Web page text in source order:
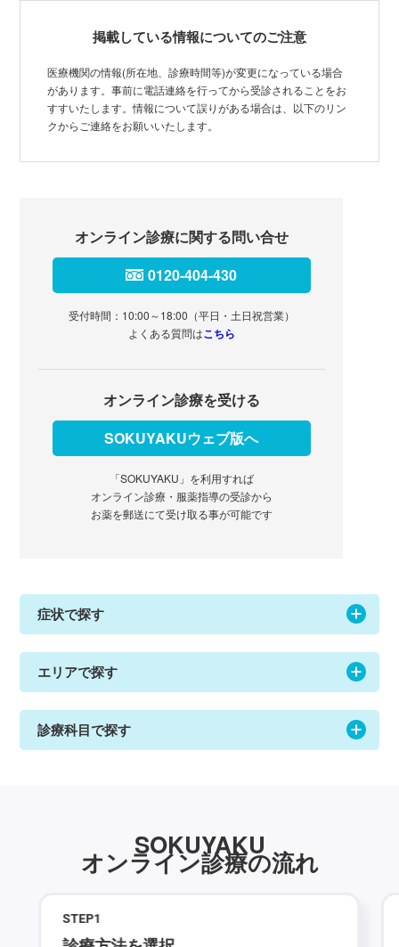
掲載している情報についてのご注意
医療機関の情報(所在地、診療時間等)が変更になっている場合
があります。事前に電話連絡を行ってから受診されることをお
すすいたします。情報について誤りがある場合は、以下のリン
クからご連絡をお願いいたします。
オンライン診療に関する問い合せ
0120-404-430
受付時間：10:00～18:00（平日・土日祝営業）
よくある質問はこちら
オンライン診療を受ける
SOKUYAKUウェブ版へ
「SOKUYAKU」を利用すれば
オンライン診療・服薬指導の受診から
お薬を郵送にて受け取る事が可能です
症状で探す
エリアで探す
診療科目で探す
SOKUYAKU
オンライン診療の流れ
STEP1